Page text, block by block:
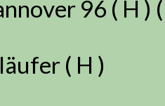
96 ( H )
( H )